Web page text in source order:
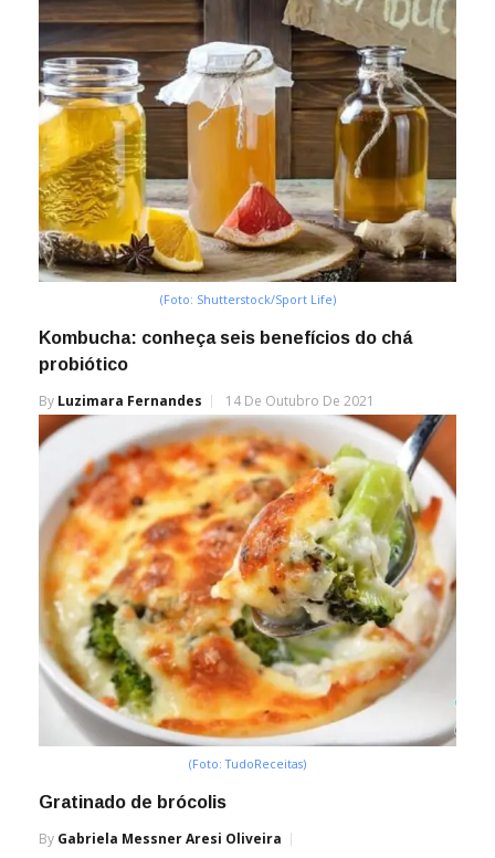
(Foto: Shutterstock/Sport Life)
Kombucha: conheça seis benefícios do chá
probiótico
By Luzimara Fernandes 14 De Outubro De 2021
(Foto: TudoReceitas)
Gratinado de brócolis
By Gabriela Messner Aresi Oliveira